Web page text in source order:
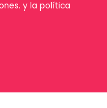
y la política